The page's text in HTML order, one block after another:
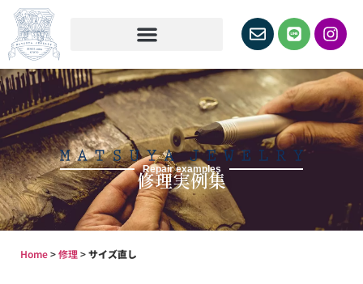
Repair examples
修理実例集
Home>修理>サイズ直し